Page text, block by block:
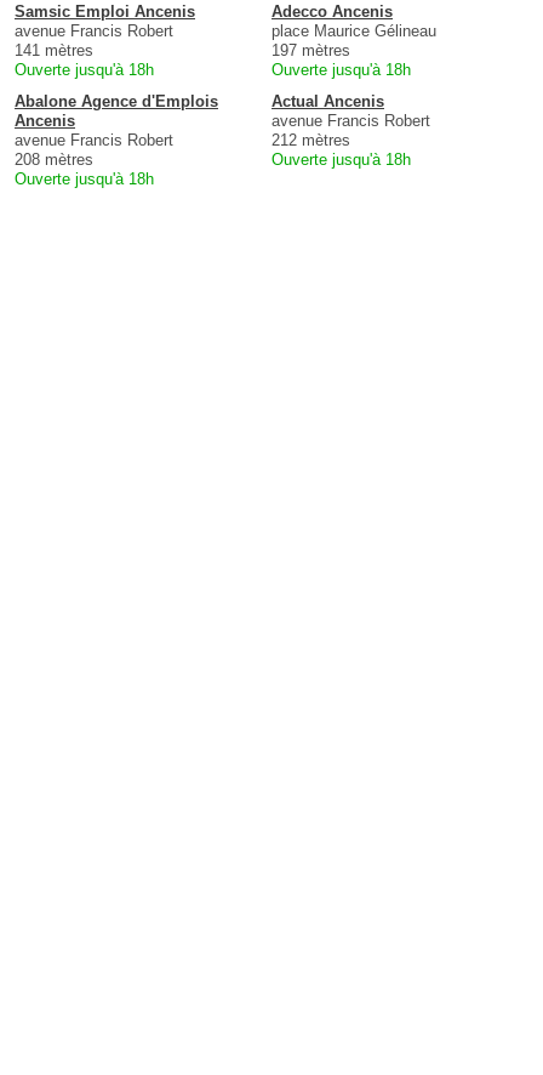
Samsic Emploi Ancenis
avenue Francis Robert
141 mètres
Ouverte jusqu'à 18h
Adecco Ancenis
place Maurice Gélineau
197 mètres
Ouverte jusqu'à 18h
Abalone Agence d'Emplois
Ancenis
avenue Francis Robert
208 mètres
Ouverte jusqu'à 18h
Actual Ancenis
avenue Francis Robert
212 mètres
Ouverte jusqu'à 18h